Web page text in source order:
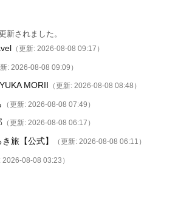
新されました。
（更新: 2026-08-08 09:17）
新: 2026-08-08 09:09）
MORII （更新: 2026-08-08 08:48）
（更新: 2026-08-08 07:49）
（更新: 2026-08-08 06:17）
旅【公式】 （更新: 2026-08-08 06:11）
2026-08-08 03:23）